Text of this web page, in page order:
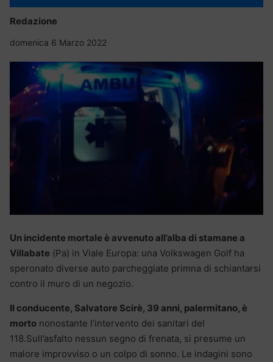
Redazione
domenica 6 Marzo 2022
Un incidente mortale è avvenuto all’alba di stamane a
Villabate (Pa) in Viale Europa: una Volkswagen Golf ha
speronato diverse auto parcheggiate primna di schiantarsi
contro il muro di un negozio.
Il conducente, Salvatore Scirè, 39 anni, palermitano, è
morto nonostante l’intervento dei sanitari del
118.Sull’asfalto nessun segno di frenata, si presume un
malore improvviso o un colpo di sonno. Le indagini sono